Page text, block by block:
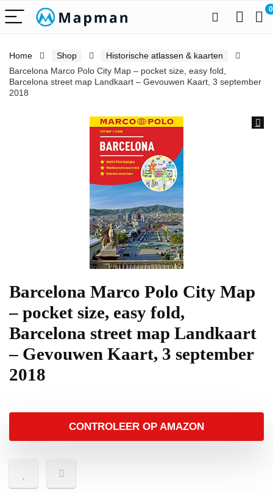
0
Home Shop
Historische atlassen & kaarten
Barcelona Marco Polo City Map – pocket size, easy fold,
Barcelona street map Landkaart – Gevouwen Kaart, 3 september
2018
Barcelona Marco Polo City Map
– pocket size, easy fold,
Barcelona street map Landkaart
– Gevouwen Kaart, 3 september
2018
CONTROLEER OP AMAZON